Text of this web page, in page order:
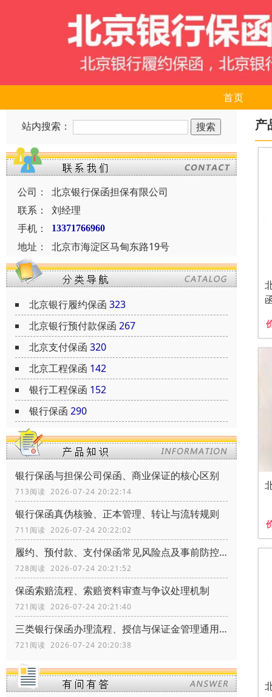
首页
站内搜索：
公司：
北京银行保函担保有限公司
联系：
刘经理
手机：
13371766960
地址： 北京市海淀区马甸东路19号
北京银行履约保函 323
北京银行预付款保函 267
北京支付保函 320
北京工程保函 142
银行工程保函 152
银行保函 290
银行保函与担保公司保函、商业保证的核心区别
713阅读 2026-07-24 20:22:14
银行保函真伪核验、正本管理、转让与流转规则
711阅读 2026-07-24 20:22:02
履约、预付款、支付保函常见风险点及事前防控办法
728阅读 2026-07-24 20:21:52
保函索赔流程、索赔资料审查与争议处理机制
721阅读 2026-07-24 20:21:40
三类银行保函办理流程、授信与保证金管理通用规范
721阅读 2026-07-24 20:20:38
产